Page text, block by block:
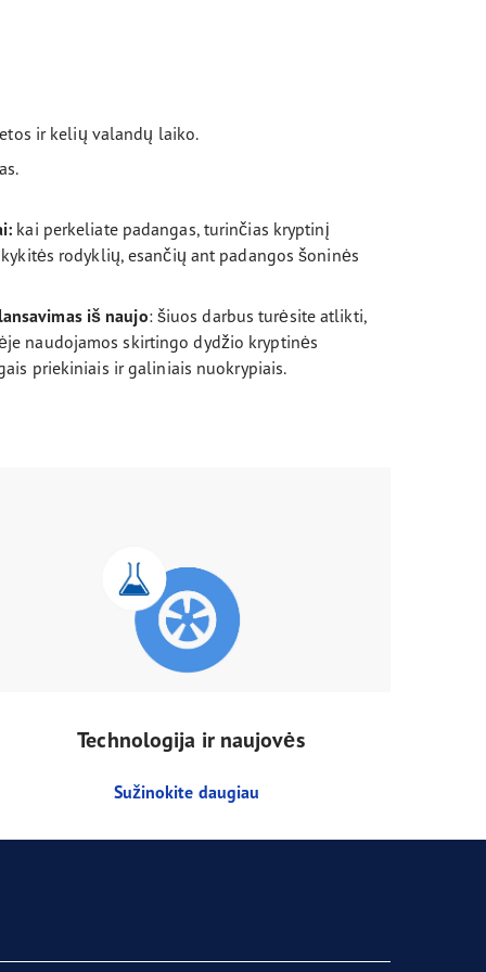
ir kelių valandų laiko.
kai perkeliate padangas, turinčias kryptinį
rodyklių, esančių ant padangos šoninės
iš naujo: šiuos darbus turėsite atlikti,
naudojamos skirtingo dydžio kryptinės
priekiniais ir galiniais nuokrypiais.
Technologija ir naujovės
Sužinokite daugiau